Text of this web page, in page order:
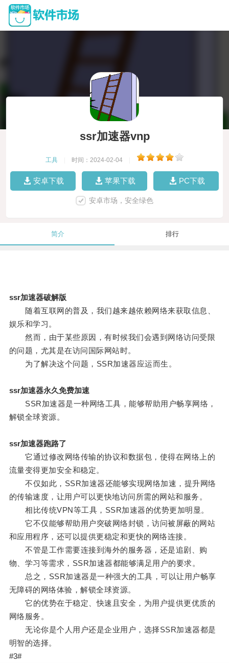
ssr加速器vnp
工具 时间：2024-02-04
安卓下载 苹果下载 PC下载
安卓市场，安全绿色
简介 排行
ssr加速器破解版
随着互联网的普及，我们越来越依赖网络来获取信息、
娱乐和学习。
然而，由于某些原因，有时候我们会遇到网络访问受限
的问题，尤其是在访问国际网站时。
为了解决这个问题，SSR加速器应运而生。
ssr加速器永久免费加速
SSR加速器是一种网络工具，能够帮助用户畅享网络，
解锁全球资源。
ssr加速器跑路了
它通过修改网络传输的协议和数据包，使得在网络上的
流量变得更加安全和稳定。
不仅如此，SSR加速器还能够实现网络加速，提升网络
的传输速度，让用户可以更快地访问所需的网站和服务。
相比传统VPN等工具，SSR加速器的优势更加明显。
它不仅能够帮助用户突破网络封锁，访问被屏蔽的网站
和应用程序，还可以提供更稳定和更快的网络连接。
不管是工作需要连接到海外的服务器，还是追剧、购
物、学习等需求，SSR加速器都能够满足用户的要求。
总之，SSR加速器是一种强大的工具，可以让用户畅享
无障碍的网络体验，解锁全球资源。
它的优势在于稳定、快速且安全，为用户提供更优质的
网络服务。
无论你是个人用户还是企业用户，选择SSR加速器都是
明智的选择。
#3#